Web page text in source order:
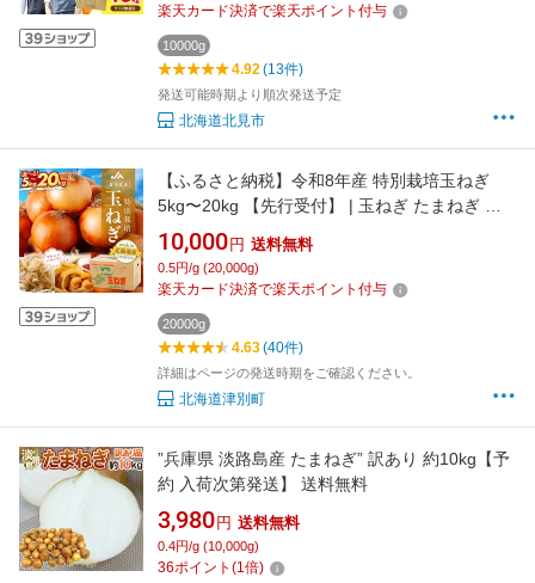
楽天カード決済で楽天ポイント付与
10000g
4.92(13件)
発送可能時期より順次発送予定
北海道北見市
【ふるさと納税】令和8年産 特別栽培玉ねぎ
5kg〜20kg 【先行受付】 | 玉ねぎ たまねぎ タ
マネギ 玉葱 大容量 オニオン 甘い 減農薬 特別
栽培 国産 カレー ハンバーグ 煮込み 炒め物 北
海道 津別町 送料無料
10,000 円 送料無料
0.5円/g (20,000g)
楽天カード決済で楽天ポイント付与
20000g
4.63(40件)
詳細はページの発送時期をご確認ください。
北海道津別町
”兵庫県 淡路島産 たまねぎ” 訳あり 約10kg【予
約 入荷次第発送】 送料無料
3,980 円 送料無料
0.4円/g (10,000g)
36ポイント (1倍)